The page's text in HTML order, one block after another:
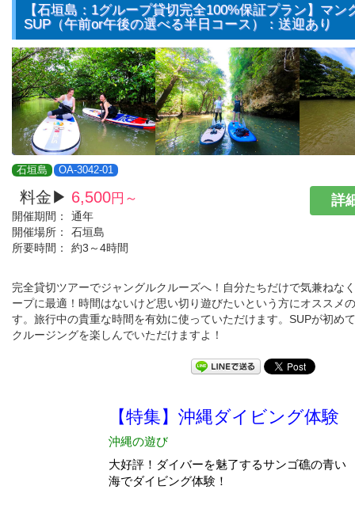
【石垣島：1グループ貸切完全100%保証プラン】マン
SUP（午前or午後の選べる半日コース）：送迎あり
石垣島 OA-3042-01
料金▶ 6,500円～
開催期間：
通年
開催場所：
石垣島
所要時間：
約3～4時間
詳
完全貸切ツアーでジャングルクルーズへ！自分たちだけで気兼ねな
ープに最適！時間はないけど思い切り遊びたいという方にオススメ
す。旅行中の貴重な時間を有効に使っていただけます。SUPが初め
クルージングを楽しんでいただけますよ！